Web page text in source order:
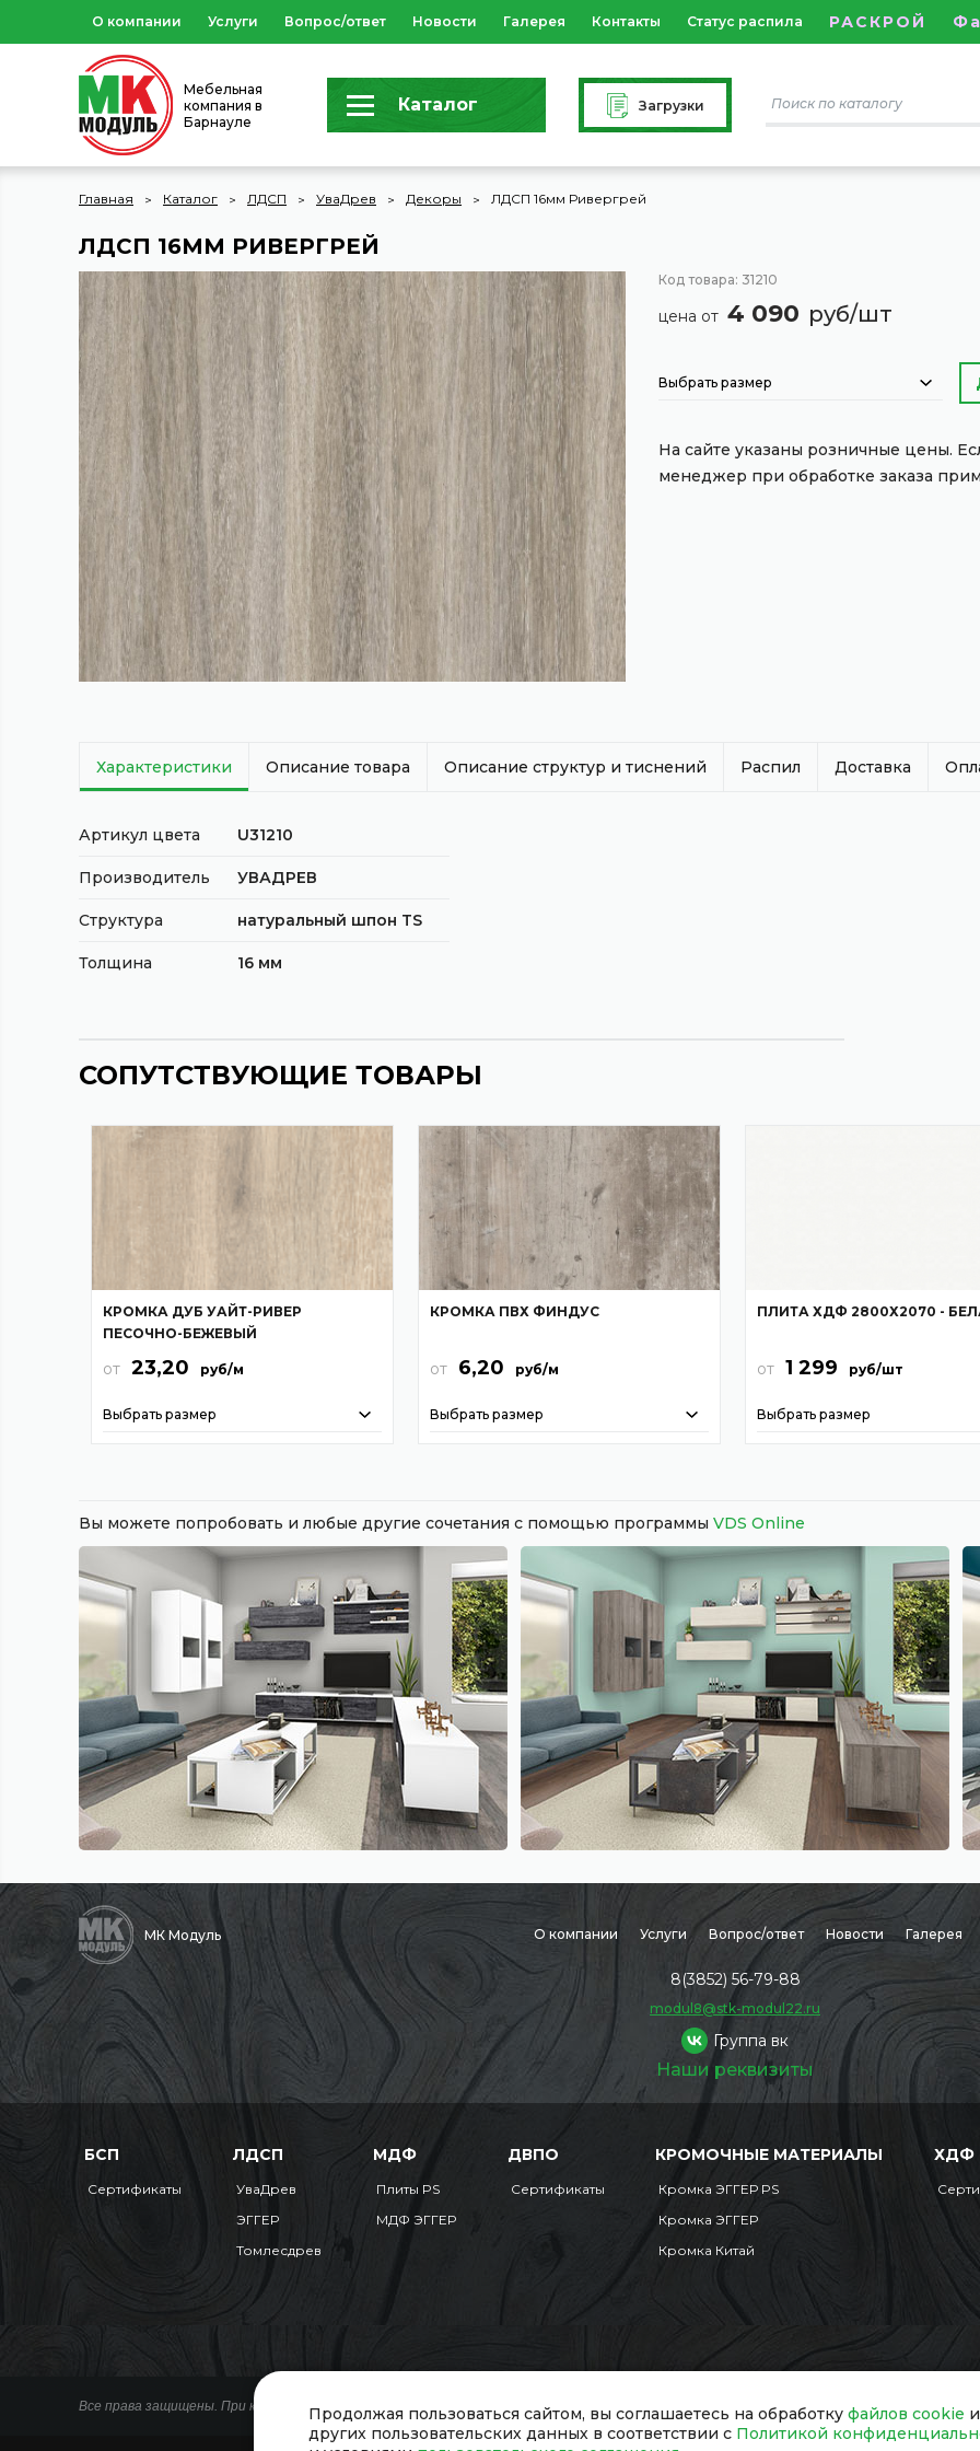
О компании Услуги Вопрос/ответ Новости Галерея Контакты Статус распила РАСКРОЙ
Мебельная
компания в
Барнауле
Каталог Загрузки
Главная Каталог ЛДСП УваДрев Декоры ЛДСП 16мм Ривергрей
ЛДСП 16ММ РИВЕРГРЕЙ
Код товара: 31210
цена от 4 090 руб/шт
Выбрать размер
На сайте указаны розничные цены.
менеджер при обработке заказа
Характеристики Описание товара Описание структур и тиснений Распил Доставка
Артикул цвета U31210
Производитель УВАДРЕВ
Структура натуральный шпон TS
Толщина 16 мм
СОПУТСТВУЮЩИЕ ТОВАРЫ
КРОМКА ДУБ УАЙТ-РИВЕР
ПЕСОЧНО-БЕЖЕВЫЙ
от 23,20 руб/м
Выбрать размер
КРОМКА ПВХ ФИНДУС
от 6,20 руб/м
Выбрать размер
ПЛИТА ХДФ 2800Х2070 -
от 1 299 руб/шт
Выбрать размер
Вы можете попробовать и любые другие сочетания с помощью программы VDS Online
МК Модуль О компании Услуги Вопрос/ответ Новости Галерея
8(3852) 56-79-88
modul8@stk-modul22.ru
Группа вк
Наши реквизиты
БСП
Сертификаты
ЛДСП
УваДрев
ЭГГЕР
Томлесдрев
МДФ
Плиты PS
МДФ ЭГГЕР
ДВПО
Сертификаты
КРОМОЧНЫЕ МАТЕРИАЛЫ
Кромка ЭГГЕР PS
Кромка ЭГГЕР
Кромка Китай
ХДФ
Все права защищены. При копировании материалов ссылка на сайт обязательна. Мобильная версия
Продолжая пользоваться сайтом, вы соглашаетесь на обработку файлов cookie и
других пользовательских данных в соответствии с Политикой